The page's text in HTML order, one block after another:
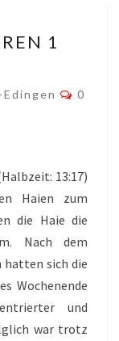
1
0
13:17)
Haien zum
die Haie die
Nach dem
hatten sich die
Wochenende
und
war trotz